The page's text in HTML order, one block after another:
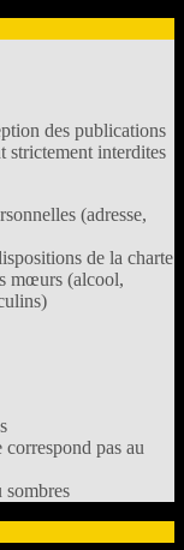
des publications
strictement interdites
(adresse,
de la charte
mœurs (alcool,
pas au
sombres